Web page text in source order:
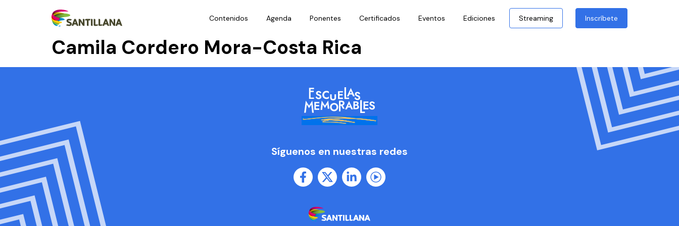
Contenidos Agenda Ponentes Certificados Eventos Ediciones Streaming Inscríbete
Camila Cordero Mora-Costa Rica
Síguenos en nuestras redes